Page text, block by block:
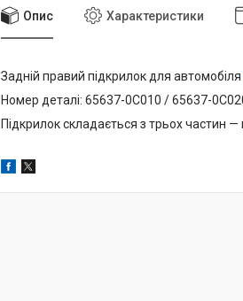
Опис Характеристики
Задній правий підкрилок для автомобіля
Номер деталі: 65637-0C010 / 65637-
Підкрилок складається з трьох частин